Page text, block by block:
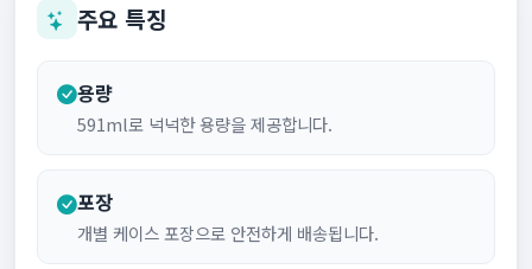
주요 특징
용량
591ml로 넉넉한 용량을 제공합니다.
포장
개별 케이스 포장으로 안전하게 배송됩니다.